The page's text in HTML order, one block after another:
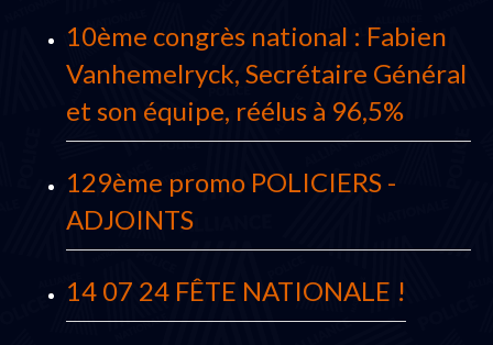
10ème congrès national : Fabien
Vanhemelryck, Secrétaire Général
et son équipe, réélus à 96,5%
129ème promo POLICIERS -
ADJOINTS
14 07 24 FÊTE NATIONALE !